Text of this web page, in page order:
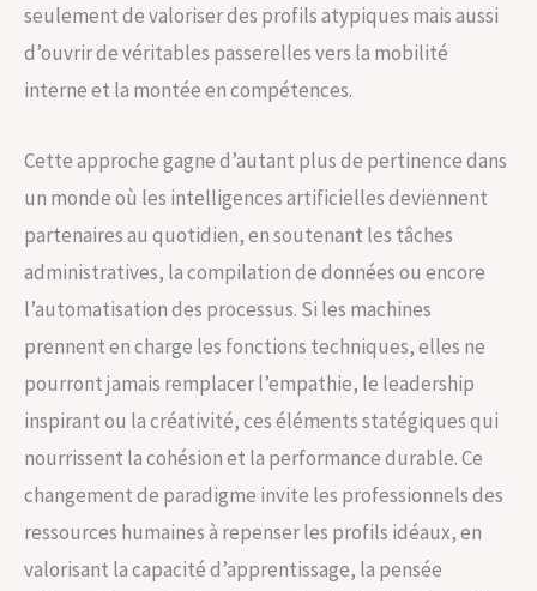
seulement de valoriser des profils atypiques mais aussi
d’ouvrir de véritables passerelles vers la mobilité
interne et la montée en compétences.
Cette approche gagne d’autant plus de pertinence dans
un monde où les intelligences artificielles deviennent
partenaires au quotidien, en soutenant les tâches
administratives, la compilation de données ou encore
l’automatisation des processus. Si les machines
prennent en charge les fonctions techniques, elles ne
pourront jamais remplacer l’empathie, le leadership
inspirant ou la créativité, ces éléments statégiques qui
nourrissent la cohésion et la performance durable. Ce
changement de paradigme invite les professionnels des
ressources humaines à repenser les profils idéaux, en
valorisant la capacité d’apprentissage, la pensée